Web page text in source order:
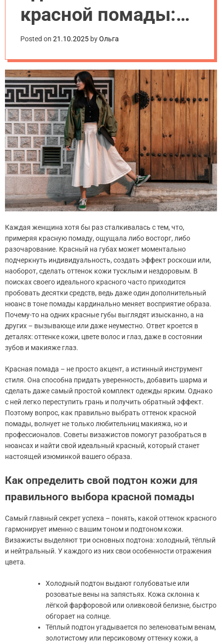
красной помады:
рекомендации
визажистов
Posted on 21.10.2025 byОльга
Каждая женщина хотя бы раз сталкивалась с тем, что,
примеряя красную помаду, ощущала либо восторг, либо
разочарование. Красный на губах может моментально
подчеркнуть индивидуальность, создать эффект роскоши или,
наоборот, сделать оттенок кожи тусклым и нездоровым. В
поисках своего идеального красного часто приходится
пробовать десятки средств, ведь даже один дополнительный
нюанс в тоне помады кардинально меняет восприятие образа.
Почему-то на одних красные губы выглядят изысканно, а на
других – вызывающе или даже неуместно. Ответ кроется в
деталях: оттенке кожи, цвете волос и глаз, даже в состоянии
зубов и макияже глаз.
Красная помада – не просто акцент, а истинный инструмент
стиля. Она способна придать уверенность, добавить шарма и
сделать даже самый простой комплект одежды ярким. Однако
с ней легко переступить грань и получить обратный эффект.
Поэтому вопрос, как правильно выбрать оттенок красной
помады, волнует не только любительниц макияжа, но и
профессионалов. Советы визажистов помогут разобраться в
нюансах и найти свой идеальный красный, который станет
настоящей изюминкой вашего образа.
Как определить свой подтон кожи для
правильного выбора красной помады
Самый главный секрет успеха – понять, какой оттенок красного
гармонирует именно с вашим тоном и подтоном кожи.
Визажисты выделяют три основных подтона: холодный, тёплый
и нейтральный. У каждого из них свои особенности отражения
цвета.
Холодный подтон выдают голубоватые или
розоватые вены на запястьях. Кожа склонна к
лёгкой фарфоровой или оливковой белизне, быстро
обгорает на солнце.
Тёплый подтон угадывается по зеленоватым венам,
золотистому или персиковому оттенку кожи, а